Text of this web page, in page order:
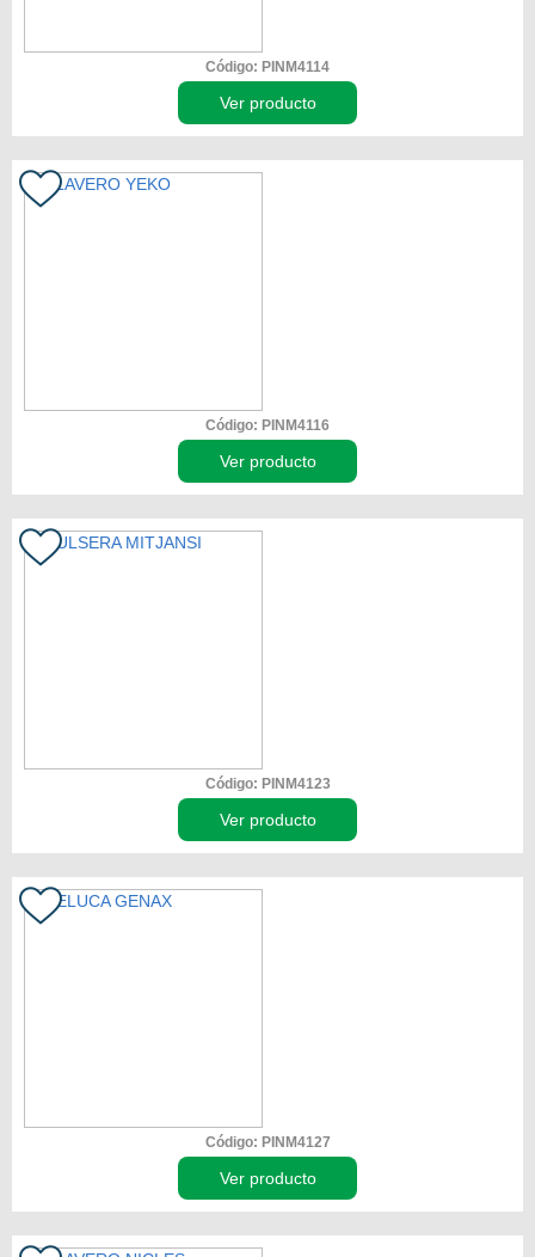
Código: PINM4114
Ver producto
Código: PINM4116
Ver producto
Código: PINM4123
Ver producto
Código: PINM4127
Ver producto